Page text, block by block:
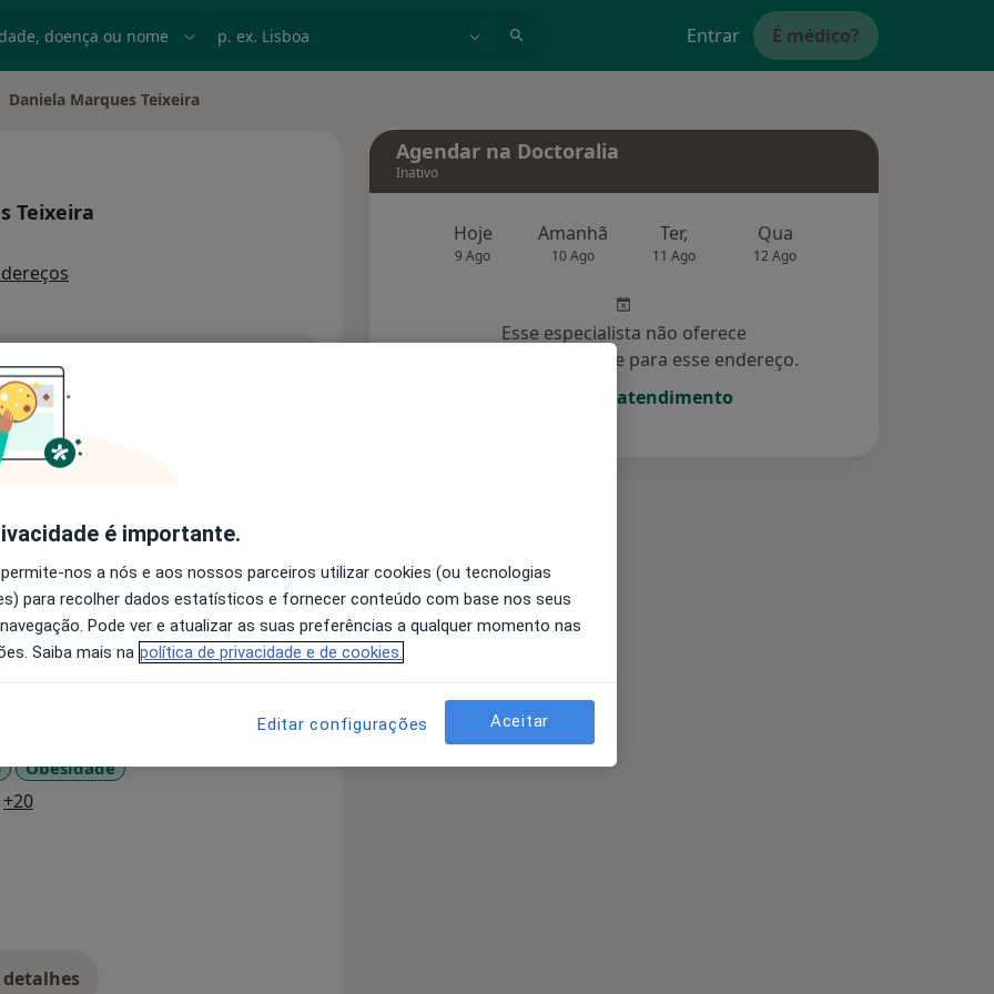
Entrar É médico?
de cidade
Daniela Marques Teixeira
Teixeira
Solicite um atendimento
Consultórios
psicóloga clínica (OPP nº 27447) e
criança e do adolescente.
online ou presencial (em
Obesidade
+20a11y_sr_more_diseases
Agendar na Doctoralia
Inativo
Hoje
9 Ago
Amanhã
10 Ago
Ter,
11 Ago
Qua
12 Ago
Esse especialista não oferece
agendamento online para esse endereço.
Solicite um atendimento
é importante.
nos a nós e aos nossos parceiros utilizar cookies (ou tecnologias
para recolher dados estatísticos e fornecer conteúdo com base nos seus
Pode ver e atualizar as suas preferências a qualquer momento nas
Saiba mais na política de privacidade e de cookies.
Editar configurações Aceitar